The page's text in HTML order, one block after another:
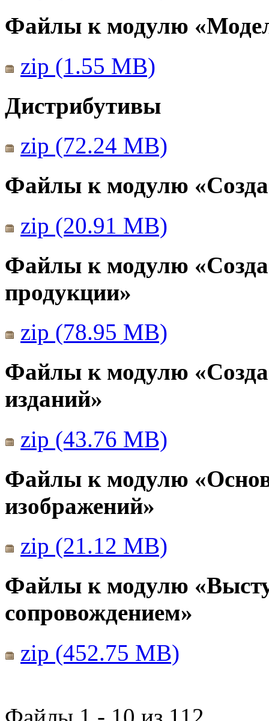
Файлы к модулю
zip (1.55 MB)
Дистрибутивы
zip (72.24 MB)
Файлы к модулю
zip (20.91 MB)
Файлы к модулю
продукции»
zip (78.95 MB)
Файлы к модулю
изданий»
zip (43.76 MB)
Файлы к модулю
изображений»
zip (21.12 MB)
Файлы к модулю
сопровождением»
zip (452.75 MB)